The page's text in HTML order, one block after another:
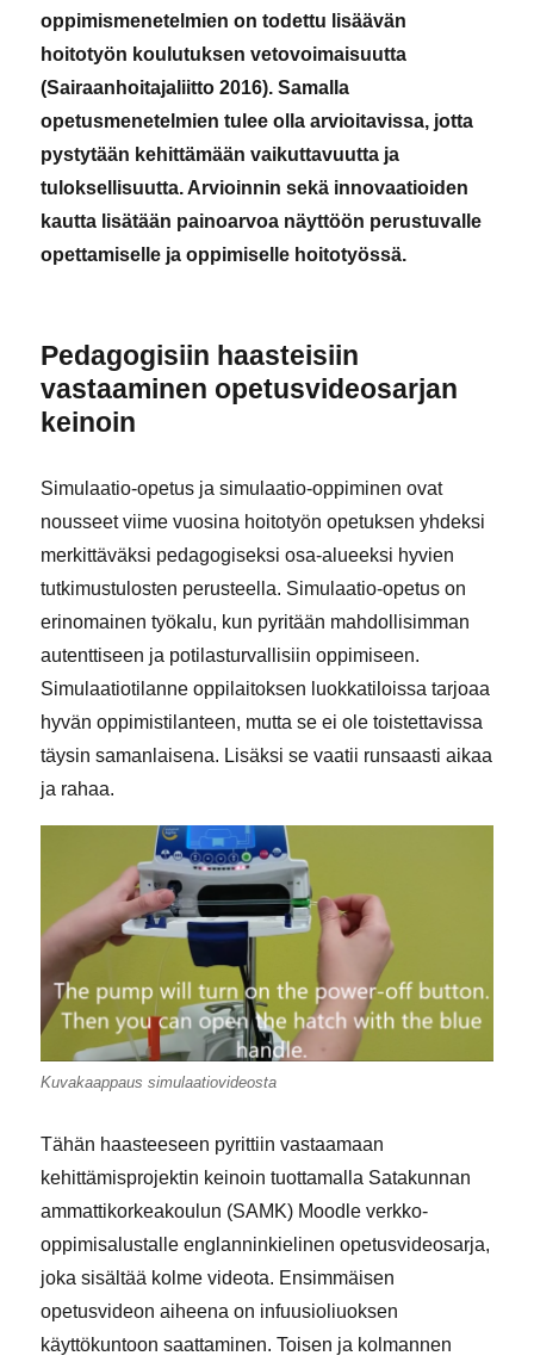
oppimismenetelmien on todettu lisäävän
hoitotyön koulutuksen vetovoimaisuutta
(Sairaanhoitajaliitto 2016). Samalla
opetusmenetelmien tulee olla arvioitavissa, jotta
pystytään kehittämään vaikuttavuutta ja
tuloksellisuutta. Arvioinnin sekä innovaatioiden
kautta lisätään painoarvoa näyttöön perustuvalle
opettamiselle ja oppimiselle hoitotyössä.
Pedagogisiin haasteisiin
vastaaminen opetusvideosarjan
keinoin
Simulaatio-opetus ja simulaatio-oppiminen ovat
nousseet viime vuosina hoitotyön opetuksen yhdeksi
merkittäväksi pedagogiseksi osa-alueeksi hyvien
tutkimustulosten perusteella. Simulaatio-opetus on
erinomainen työkalu, kun pyritään mahdollisimman
autenttiseen ja potilasturvallisiin oppimiseen.
Simulaatiotilanne oppilaitoksen luokkatiloissa tarjoaa
hyvän oppimistilanteen, mutta se ei ole toistettavissa
täysin samanlaisena. Lisäksi se vaatii runsaasti aikaa
ja rahaa.
Kuvakaappaus simulaatiovideosta
Tähän haasteeseen pyrittiin vastaamaan
kehittämisprojektin keinoin tuottamalla Satakunnan
ammattikorkeakoulun (SAMK) Moodle verkko-
oppimisalustalle englanninkielinen opetusvideosarja,
joka sisältää kolme videota. Ensimmäisen
opetusvideon aiheena on infuusioliuoksen
käyttökuntoon saattaminen. Toisen ja kolmannen